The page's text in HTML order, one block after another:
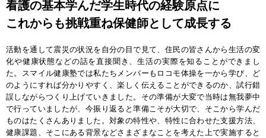
看護の基本学んだ学生時代の経験原点に
これからも挑戦重ね保健師として成長する
活動を通して震災の状況を自分の目で見て、住民の皆さんから生活の変
化や健康状態などの話を直接聞き、生活の実際を知ることができまし
た。スマイル健康塾では私たちメンバーもロコモ体操を一から学び、ど
のようにすれば分かりやすく、楽しく伝えることができるのか、試行錯
誤しながらつくり上げていきました。その準備が大変で当時は無我夢中
で行っていましたが、今振り返ると準備こそが大切で、そこから学んだ
ものはたくさんありました。対象の特性や、特性に合わせた支援方法、
健康課題、そこにある背景などさまざまなことを考えた上で実施すると